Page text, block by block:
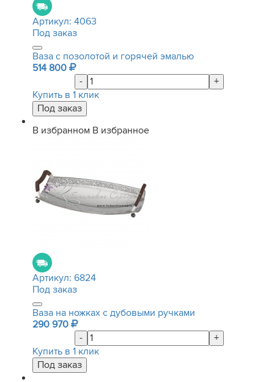
Артикул: 4063
Под заказ
Ваза с позолотой и горячей эмалью
514 800
-
+
Купить в 1 клик
В избранном В избранное
Артикул: 6824
Под заказ
Ваза на ножках с дубовыми ручками
290 970
-
+
Купить в 1 клик